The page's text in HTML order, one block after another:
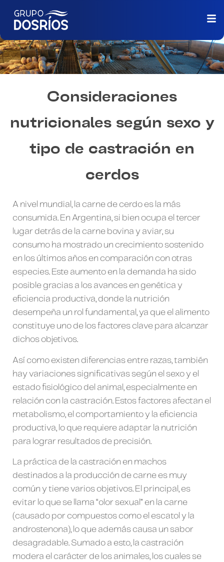
Consideraciones
nutricionales según sexo y
tipo de castración en
cerdos
A nivel mundial, la carne de cerdo es la más
consumida. En Argentina, si bien ocupa el tercer
lugar detrás de la carne bovina y aviar, su
consumo ha mostrado un crecimiento sostenido
en los últimos años en comparación con otras
especies. Este aumento en la demanda ha sido
posible gracias a los avances en genética y
eficiencia productiva, donde la nutrición
desempeña un rol fundamental, ya que el alimento
constituye uno de los factores clave para alcanzar
dichos objetivos.
Así como existen diferencias entre razas, también
hay variaciones significativas según el sexo y el
estado fisiológico del animal, especialmente en
relación con la castración. Estos factores afectan el
metabolismo, el comportamiento y la eficiencia
productiva, lo que requiere adaptar la nutrición
para lograr resultados de precisión.
La práctica de la castración en machos
destinados a la producción de carne es muy
común y tiene varios objetivos. El principal, es
evitar lo que se llama “olor sexual” en la carne
(causado por compuestos como el escatol y la
androstenona), lo que además causa un sabor
desagradable. Sumado a esto, la castración
modera el carácter de los animales, los cuales se